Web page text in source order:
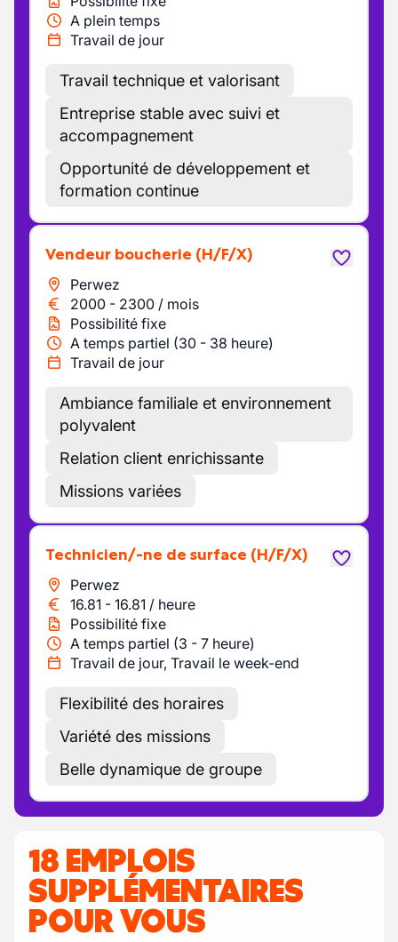
A plein temps
Travail de jour
Travail technique et valorisant
Entreprise stable avec suivi et
accompagnement
Opportunité de développement et
formation continue
Vendeur boucherie (H/F/X)
Perwez
2000 - 2300 / mois
Possibilité fixe
A temps partiel (30 - 38 heure)
Travail de jour
Ambiance familiale et environnement
polyvalent
Relation client enrichissante
Missions variées
Technicien/-ne de surface (H/F/X)
Perwez
16.81 - 16.81 / heure
Possibilité fixe
A temps partiel (3 - 7 heure)
Travail de jour, Travail le week-end
Flexibilité des horaires
Variété des missions
Belle dynamique de groupe
18 EMPLOIS
SUPPLÉMENTAIRES
POUR VOUS